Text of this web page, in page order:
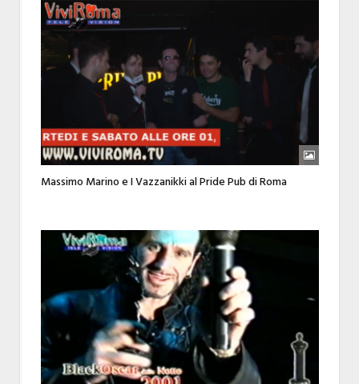
Massimo Marino e I Vazzanikki al Pride Pub di Roma